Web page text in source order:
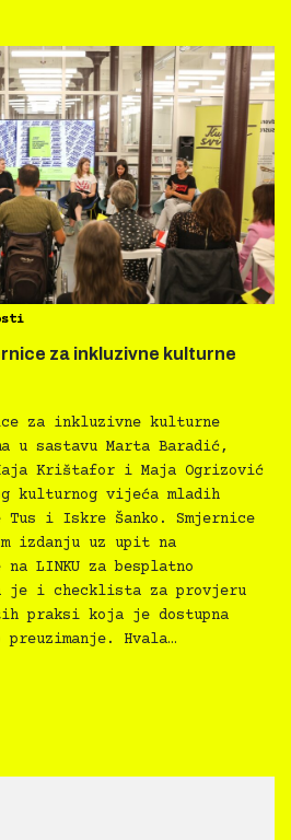
za inkluzivne kulturne
za inkluzivne kulturne
u sastavu Marta Baradić,
Krištafor i Maja Ogrizović
kulturnog vijeća mladih
i Iskre Šanko. Smjernice
izdanju uz upit na
LINKU za besplatno
je i checklista za provjeru
praksi koja je dostupna
preuzimanje. Hvala…